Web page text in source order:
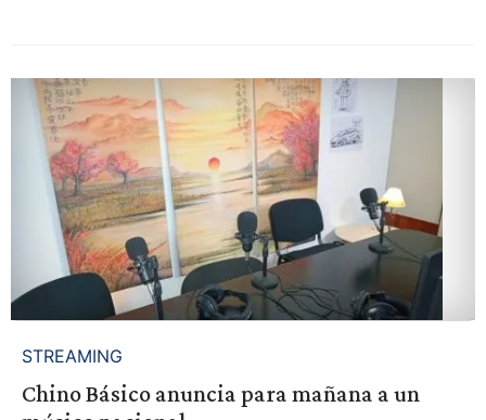
STREAMING
Chino Básico anuncia para mañana a un